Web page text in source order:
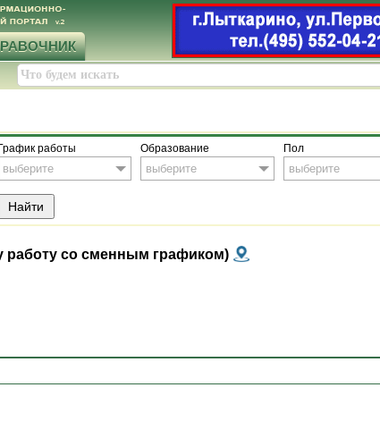
График работы
выберите
Образование
выберите
Пол
выберите
работу со сменным графиком)